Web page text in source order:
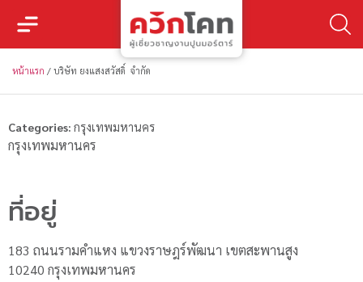
หน้าแรก / บริษัท ยงแสงสวัสดิ์ จำกัด
Categories: กรุงเทพมหานคร
กรุงเทพมหานคร
ที่อยู่
183 ถนนรามคำแหง แขวงราษฎร์พัฒนา เขตสะพานสูง
10240 กรุงเทพมหานคร